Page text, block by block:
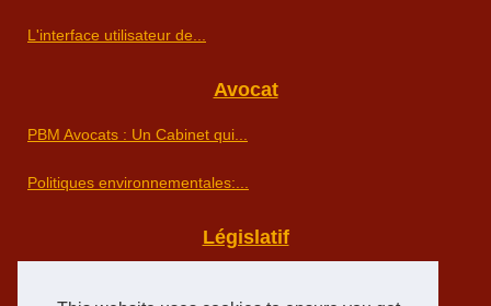
L'interface utilisateur de...
Avocat
PBM Avocats : Un Cabinet qui...
Politiques environnementales:...
Législatif